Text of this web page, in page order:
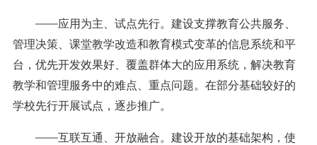
——应用为主、试点先行。建设支撑教育公共服务、
管理决策、课堂教学改造和教育模式变革的信息系统和平
台，优先开发效果好、覆盖群体大的应用系统，解决教育
教学和管理服务中的难点、重点问题。在部分基础较好的
学校先行开展试点，逐步推广。
——互联互通、开放融合。建设开放的基础架构，使